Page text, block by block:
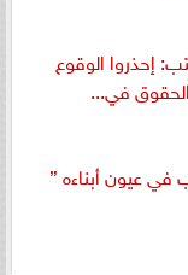
إحذروا الوقوع
في...
في عيون أبناءه ”